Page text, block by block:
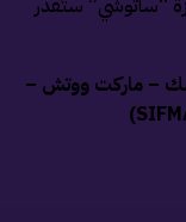
“ساتوشي” ستُقدر
– ماركت ووتش –